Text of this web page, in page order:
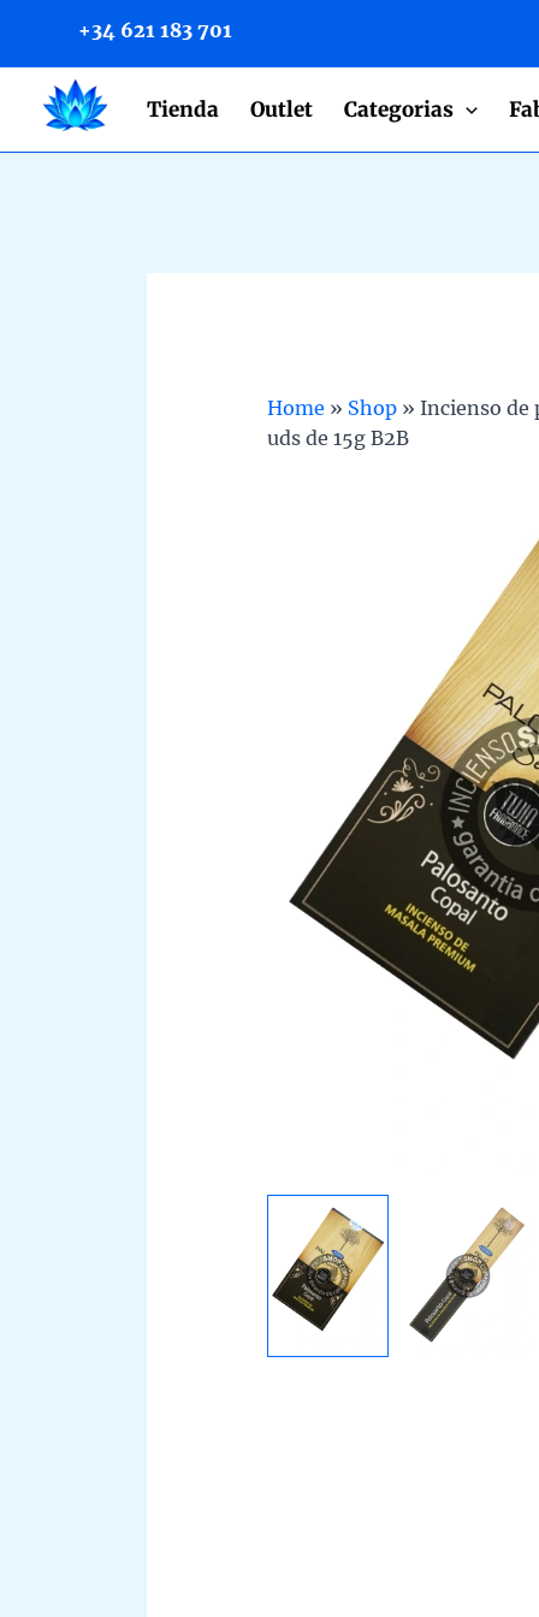
+34 621 183 701
Tienda Outlet Categorias
Home » Shop » Incienso de
uds de 15g B2B